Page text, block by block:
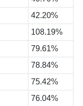
42.20%
108.19%
79.61%
78.84%
75.42%
76.04%